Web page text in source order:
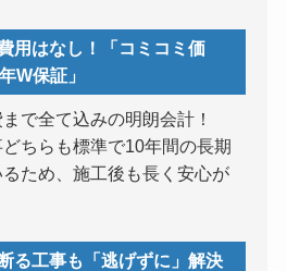
用はなし！「コミコミ価
W保証」
で全て込みの明朗会計！
ちらも標準で10年間の長期
ため、施工後も長く安心が
る工事も「逃げずに」解決